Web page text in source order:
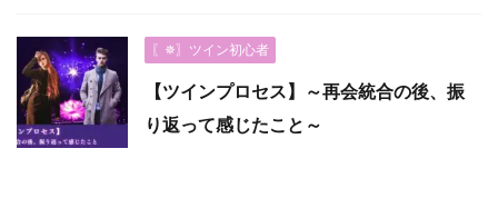
〖✵〗ツイン初心者
【ツインプロセス】～再会統合の後、振
り返って感じたこと～